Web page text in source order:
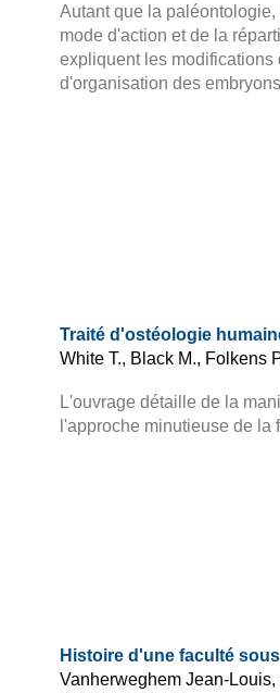
Autant que la
mode d'action et de la
expliquent les modifications
d'organisation des
Traité d'ostéologie
White T., Black M., Folkens
L'ouvrage détaille de la
l'approche minutieuse de
Histoire d'une faculté
Vanherweghem Jean-